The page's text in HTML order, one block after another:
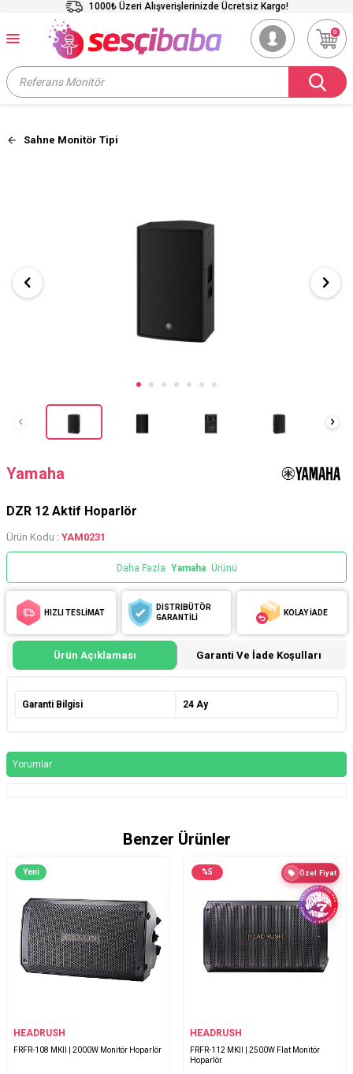
1000₺ Üzeri Alışverişlerinizde Ücretsiz Kargo!
0
Sahne Monitör Tipi
Yamaha
DZR 12 Aktif Hoparlör
Ürün Kodu : YAM0231
Daha Fazla Yamaha Ürünü
HIZLI TESLİMAT
DİSTRİBÜTÖR
GARANTİLİ
KOLAY İADE
Ürün Açıklaması Garanti Ve İade Koşulları
Garanti Bilgisi 24 Ay
Yorumlar
Benzer Ürünler
Yeni
HEADRUSH
FRFR-108 MKII | 2000W Monitör Hoparlör
%5 Özel Fiyat
HEADRUSH
FRFR-112 MKII | 2500W Flat Monitör
Hoparlör